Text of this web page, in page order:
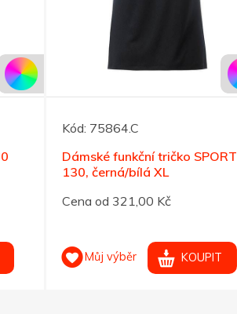
Kód: 75864.C
Dámské funkční tričko SPORT
130, černá/bílá XL
Cena od 321,00 Kč
Můj výběr KOUPIT